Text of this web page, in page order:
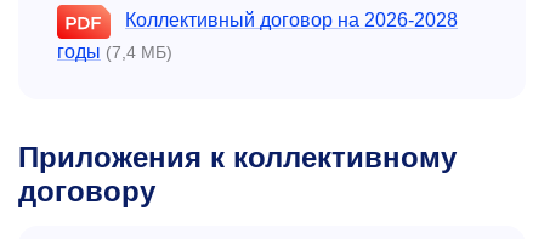
Коллективный договор на 2026-2028
годы (7,4 МБ)
Приложения к коллективному
договору